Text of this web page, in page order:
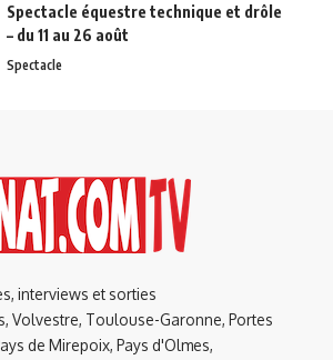
Spectacle équestre technique et drôle
– du 11 au 26 août
Spectacle
interviews et sorties
Volvestre, Toulouse-Garonne, Portes
de Mirepoix, Pays d'Olmes,